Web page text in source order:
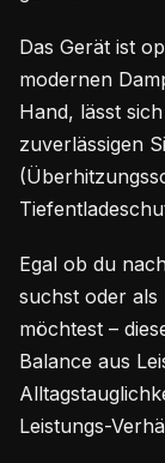
Das Gerät ist
modernen
Hand, lässt
zuverlässigen
Egal ob du
suchst oder als
möchtest –
Balance aus
Leistungs-